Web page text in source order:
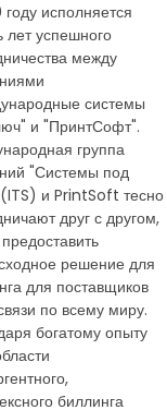
году исполняется
лет успешного
между
системы
и "ПринтСофт".
группа
"Системы под
и PrintSoft тесно
друг с другом,
решение для
для поставщиков
по всему миру.
богатому опыту
биллинга